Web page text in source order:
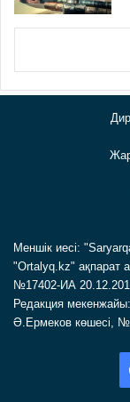
Меншік иесі:
"Ortalyq.kz" ақпарат
№17402-ИА
Редакция
Ә.Ермеков көшесі,